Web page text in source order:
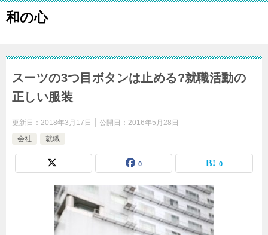
和の心
スーツの3つ目ボタンは止める?就職活動の
正しい服装
更新日： 2018年3月17日 公開日： 2016年5月28日
会社
就職
0 0